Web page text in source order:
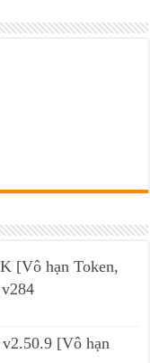
[Vô hạn Token,
[Vô hạn